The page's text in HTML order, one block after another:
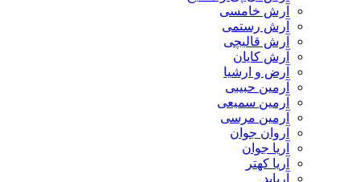
آرش خامسی
آرش رستمی
آرش قالیچی
آرش کایان
​آرض و ارشیا
آرمین حبیبی
آرمین سمیعی
آرمین مرسی
آروان جوان
آریا جوان
آریا کهتر
آریابد